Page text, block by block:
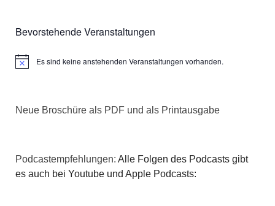
Bevorstehende Veranstaltungen
HinweisEs sind keine anstehenden Veranstaltungen vorhanden.
Neue Broschüre als PDF und als Printausgabe
Podcastempfehlungen: Alle Folgen des Podcasts gibt
es auch bei Youtube und Apple Podcasts: